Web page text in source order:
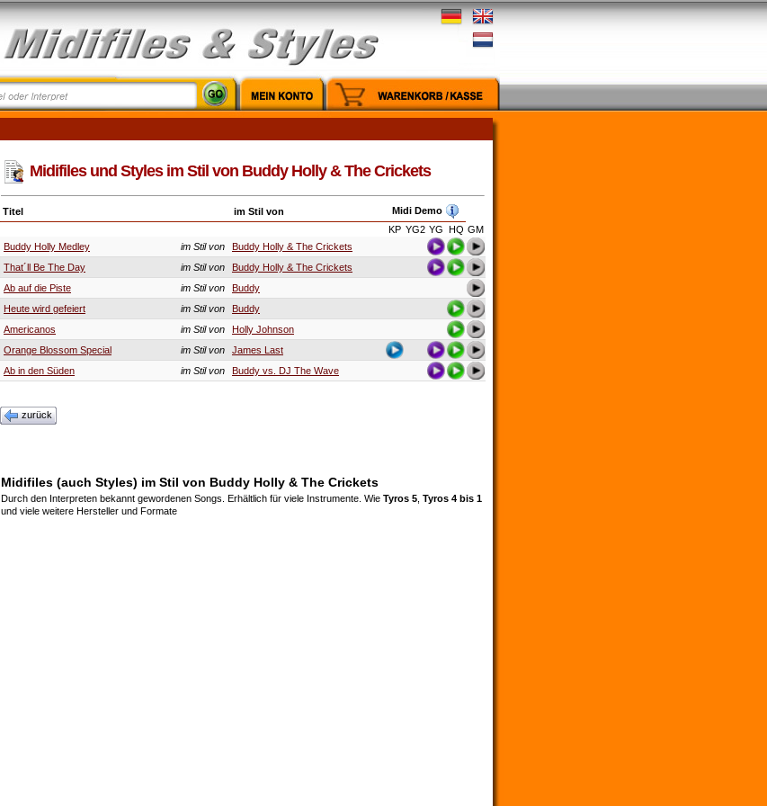
Midifiles und Styles im Stil von Buddy Holly & The Crickets
Titel im Stil von
Midi Demo
KP YG2 YG HQ GM
Buddy Holly Medley
im Stil von
Buddy Holly & The Crickets
That´ll Be The Day
im Stil von
Buddy Holly & The Crickets
Ab auf die Piste
im Stil von
Buddy
Heute wird gefeiert
im Stil von
Buddy
Americanos
im Stil von
Holly Johnson
Orange Blossom Special
im Stil von
James Last
Ab in den Süden
im Stil von Buddy vs. DJ The Wave
zurück
Midifiles (auch Styles) im Stil von Buddy Holly & The Crickets
Durch den Interpreten bekannt gewordenen Songs. Erhältlich für viele Instrumente. Wie Tyros 5 Tyros 4 bis 1
und viele weitere Hersteller und Formate